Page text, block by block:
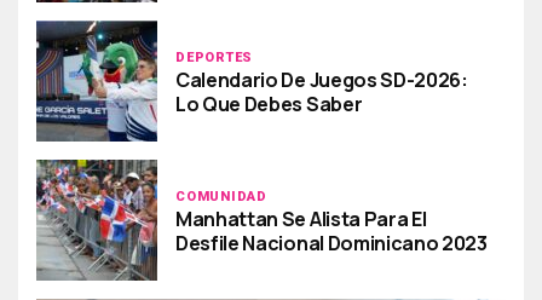
DEPORTES
Calendario De Juegos SD-2026:
Lo Que Debes Saber
COMUNIDAD
Manhattan Se Alista Para El
Desfile Nacional Dominicano 2023